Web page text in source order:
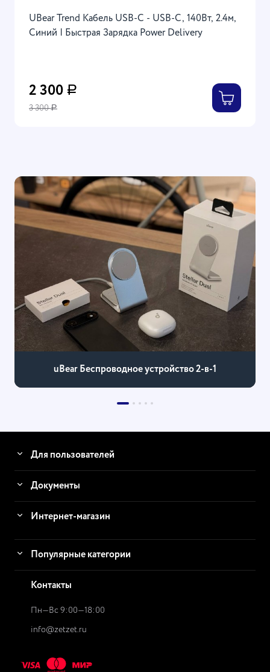
UBear Trend Кабель USB-C - USB-C, 140Вт, 2.4м,
Синий | Быстрая Зарядка Power Delivery
2 300 Р
3 300Р
uBear Беспроводное устройство 2-в-1
Для пользователей
Документы
Интернет-магазин
Популярные категории
Контакты
Пн—Вс 9:00—18:00
info@zetzet.ru